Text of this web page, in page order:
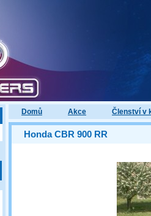
Domů Akce Členství v
Honda CBR 900 RR